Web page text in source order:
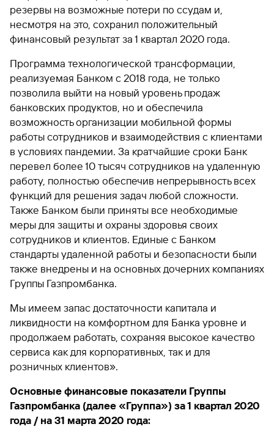
специальные
предложения
Газпром
«Плюс»
Информация
для
держателей
карт
Дополнительная
карта-стикер
Банки-
партнеры
Gazprom
Pay
Федеральный
ФЗ
Как не
мошенникам?
Помощь по
действующему
кредиту
полезно
Часто
задаваемые
вопросы
Калькулятор
вкладов
Быстрый
поиск
сайту
Кредит
Отчет о
кредитной
истории
Кредитный
помощник
поиск
по
сайту
Открыть
брокерский
счет
Брокерское
обслуживание
Инвестиционные
продукты
доверительного
управления
Налоговый
вычет
поиск
по
сайту
Кредит
Отчет о
кредитной
истории
Станьте
партнером
Быстрый
поиск
по
сайту
Кредит
Кредитный
рейтинг
Отчет о
кредитной
истории
Станьте
партнером
Партнерам
Информация
партнеров
Быстрый
поиск
по
сайту
Gazprom
Pay
Интернет-
банк
Мобильное
приложение
GPB-
Trade
GorodPay
Открыть
брокерский
счет
Брокер-
клиент
Дистанционные
сервисы
Стать
клиентом
Газпромбанка
онлайн
Открытый
Отделения
банка
инкассация
с Moniron
касса 3 в 1 с
эквайрингом
Может
быть
полезно
115-ФЗ
для
малого
бизнеса
115-ФЗ
среднего
бизнеса
Офисы
обслуживания
лиц
Документы
открытия
счета
Быстрый
поиск
сервисы
«Копии
документов»
и «Справки»
Быстрый
поиск
по
Кредит
Курсы
валют
оплата
таможенных
платежей
Быстрый
поиск
по
сайту
Кредит
по
сайту
Кредит
сайту
Кредит
резервы на возможные потери по ссудам и,
несмотря на это, сохранил положительный
финансовый результат за 1 квартал 2020 года.
Программа технологической трансформации,
реализуемая Банком с 2018 года, не только
позволила выйти на новый уровень продаж
банковских продуктов, но и обеспечила
возможность организации мобильной формы
работы сотрудников и взаимодействия с клиентами
в условиях пандемии. За кратчайшие сроки Банк
перевел более 10 тысяч сотрудников на удаленную
работу, полностью обеспечив непрерывность всех
функций для решения задач любой сложности.
Также Банком были приняты все необходимые
меры для защиты и охраны здоровья своих
сотрудников и клиентов. Единые с Банком
стандарты удаленной работы и безопасности были
также внедрены и на основных дочерних компаниях
Группы Газпромбанка.
Мы имеем запас достаточности капитала и
ликвидности на комфортном для Банка уровне и
продолжаем работать, сохраняя высокое качество
сервиса как для корпоративных, так и для
розничных клиентов».
Основные финансовые показатели Группы
Газпромбанка (далее «Группа») за 1 квартал 2020
года / на 31 марта 2020 года: